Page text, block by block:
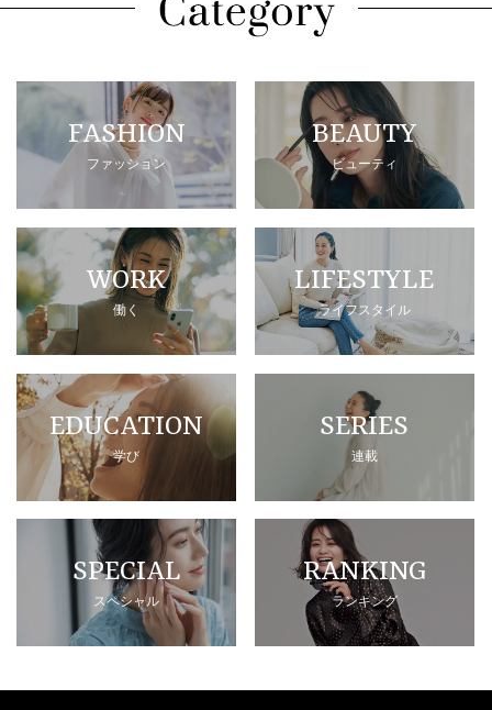
FASHION
ファッション
BEAUTY
ビューティ
WORK
働く
LIFESTYLE
ライフスタイル
EDUCATION
学び
SERIES
連載
SPECIAL
スペシャル
RANKING
ランキング